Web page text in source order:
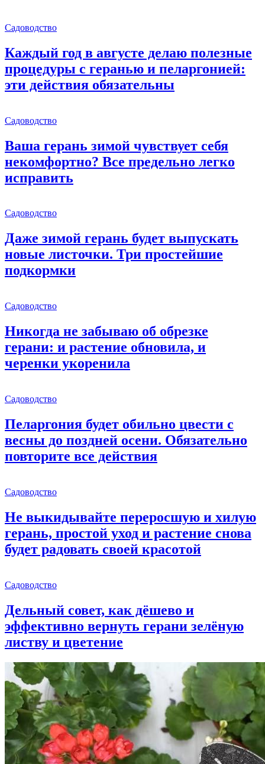
Садоводство
Каждый год в августе делаю полезные
процедуры с геранью и пеларгонией:
эти действия обязательны
Садоводство
Ваша герань зимой чувствует себя
некомфортно? Все предельно легко
исправить
Садоводство
Даже зимой герань будет выпускать
новые листочки. Три простейшие
подкормки
Садоводство
Никогда не забываю об обрезке
герани: и растение обновила, и
черенки укоренила
Садоводство
Пеларгония будет обильно цвести с
весны до поздней осени. Обязательно
повторите все действия
Садоводство
Не выкидывайте переросшую и хилую
герань, простой уход и растение снова
будет радовать своей красотой
Садоводство
Дельный совет, как дёшево и
эффективно вернуть герани зелёную
листву и цветение